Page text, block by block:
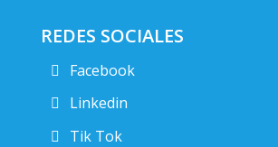
REDES SOCIALES
Facebook
Linkedin
Tik Tok